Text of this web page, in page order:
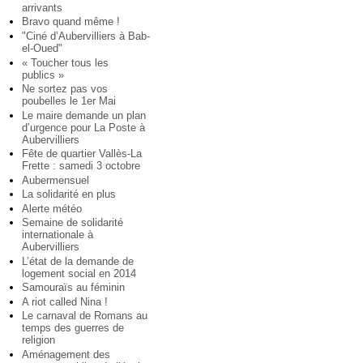
arrivants
Bravo quand même !
"Ciné d’Aubervilliers à Bab-
el-Oued"
« Toucher tous les
publics »
Ne sortez pas vos
poubelles le 1er Mai
Le maire demande un plan
d’urgence pour La Poste à
Aubervilliers
Fête de quartier Vallès-La
Frette : samedi 3 octobre
Aubermensuel
La solidarité en plus
Alerte météo
Semaine de solidarité
internationale à
Aubervilliers
L’état de la demande de
logement social en 2014
Samouraïs au féminin
A riot called Nina !
Le carnaval de Romans au
temps des guerres de
religion
Aménagement des